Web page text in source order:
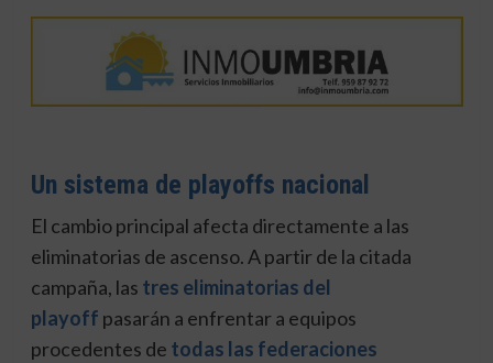
Un sistema de playoffs nacional
El cambio principal afecta directamente a las
eliminatorias de ascenso. A partir de la citada
campaña, las tres eliminatorias del
playoff pasarán a enfrentar a equipos
procedentes de todas las federaciones